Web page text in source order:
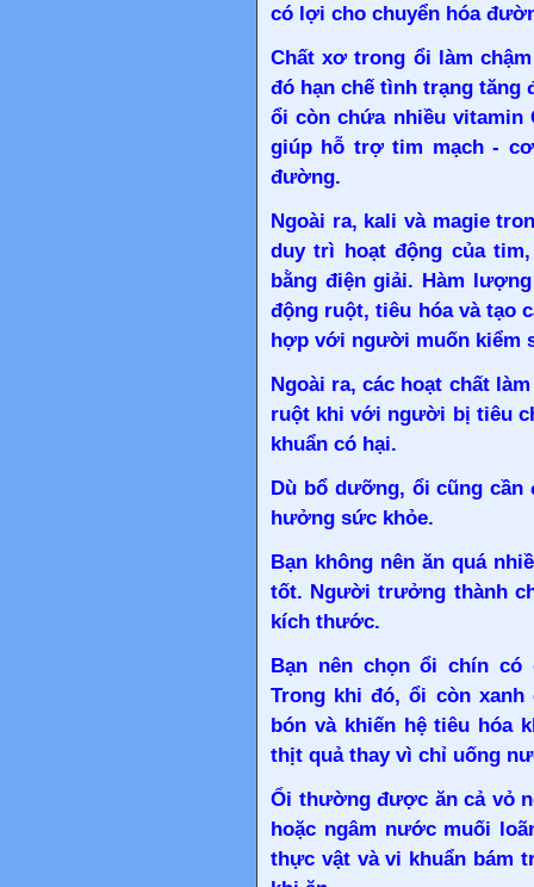
có lợi cho chuyển hóa
Chất xơ trong ổi làm
đó hạn chế tình trạng tăng
ổi còn chứa nhiều vitamin
giúp hỗ trợ tim mạch -
đường.
Ngoài ra, kali và magie
duy trì hoạt động của
bằng điện giải. Hàm
động ruột, tiêu hóa và tạo
hợp với người muốn kiểm
Ngoài ra, các hoạt chất
ruột khi với người bị tiêu
khuẩn có hại.
Dù bổ dưỡng, ổi cũng
hưởng sức khỏe.
Bạn không nên ăn quá
tốt. Người trưởng thành
kích thước.
Bạn nên chọn ổi chín
Trong khi đó, ổi còn
bón và khiến hệ tiêu hóa
thịt quả thay vì chỉ uống
Ổi thường được ăn cả vỏ
hoặc ngâm nước muối
thực vật và vi khuẩn bám